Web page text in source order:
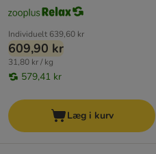
Individuelt 639,60 kr
609,90 kr
31,80 kr / kg
579,41 kr
Læg i kurv